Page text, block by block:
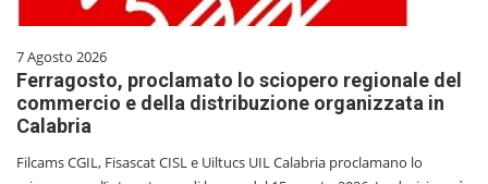
7 Agosto 2026
Ferragosto, proclamato lo sciopero regionale del
commercio e della distribuzione organizzata in
Calabria
Filcams CGIL, Fisascat CISL e Uiltucs UIL Calabria proclamano lo